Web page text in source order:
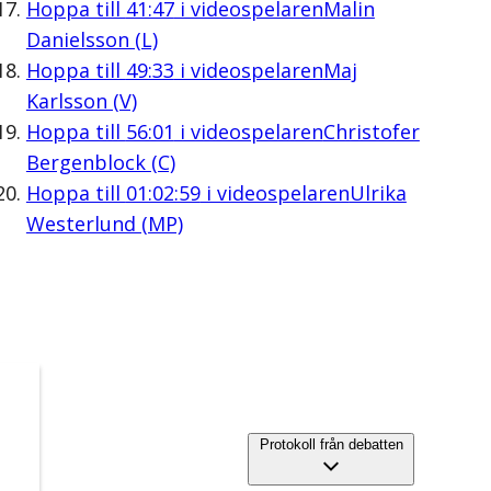
Hoppa till 41:47i videospelarenMalin
Danielsson (L)
Hoppa till 49:33 i videospelarenMaj
Karlsson (V)
Hoppa till 56:01 i videospelarenChristofer
Bergenblock (C)
Hoppa till 01:02:59i videospelarenUlrika
Westerlund (MP)
Protokoll från debatten